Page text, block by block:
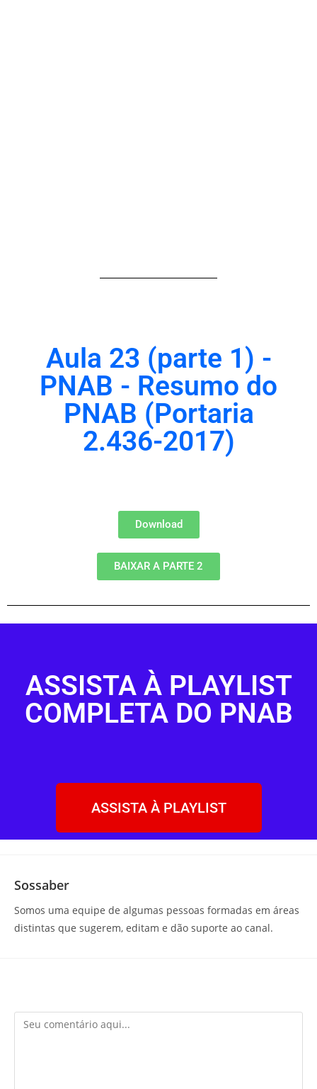
Aula 23 (parte 1) -
PNAB - Resumo do
PNAB (Portaria
2.436-2017)
Download
BAIXAR A PARTE 2
ASSISTA À PLAYLIST
COMPLETA DO PNAB
ASSISTA À PLAYLIST
Sossaber
Somos uma equipe de algumas pessoas formadas em áreas
distintas que sugerem, editam e dão suporte ao canal.